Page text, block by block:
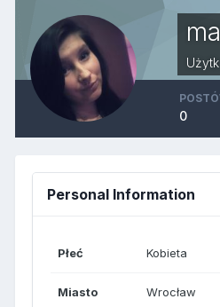
0
Personal Information
Płeć Kobieta
Miasto Wrocław